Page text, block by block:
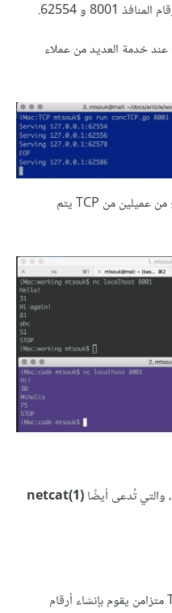
تُظهر هذه الصورة ناتج concTCP.go عند خدمة العديد من عملاء
بشكل مشابه، تُظهر الصورة التالية الناتج من عميلين من TCP يتم
، والتي تُدعى أيضًا(1)netcat
لقد تعلمت للتو كيفية تطوير خادم TCP متزامن يقوم بإنشاء أرقام